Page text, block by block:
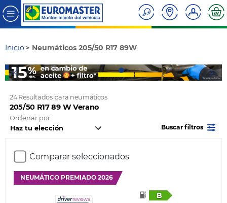
Inicio Neumáticos 205/50 R17 89W
24 Resultados para neumáticos
205/50 R17 89 W Verano
Ordenar por
Buscar filtros
Comparar seleccionados
NEUMÁTICO PREMIADO 2026
B